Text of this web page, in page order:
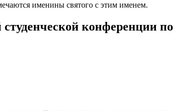
именины святого с этим именем.
конференции по